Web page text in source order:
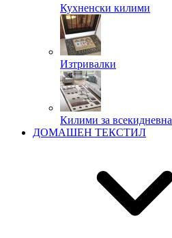
Кухненски килими
Изтривалки
Килими за всекидневна
ДОМАШЕН ТЕКСТИЛ